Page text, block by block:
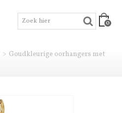
0
> Goudkleurige oorhangers met